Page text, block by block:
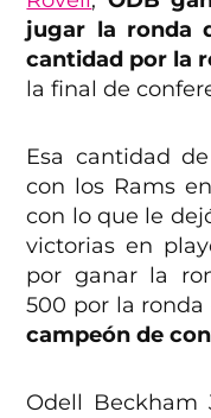
jugar la ronda
cantidad por la
la final de
Esa cantidad
con los Rams
con lo que le
victorias en
por ganar la
500 por la
campeón de
Odell Beckham